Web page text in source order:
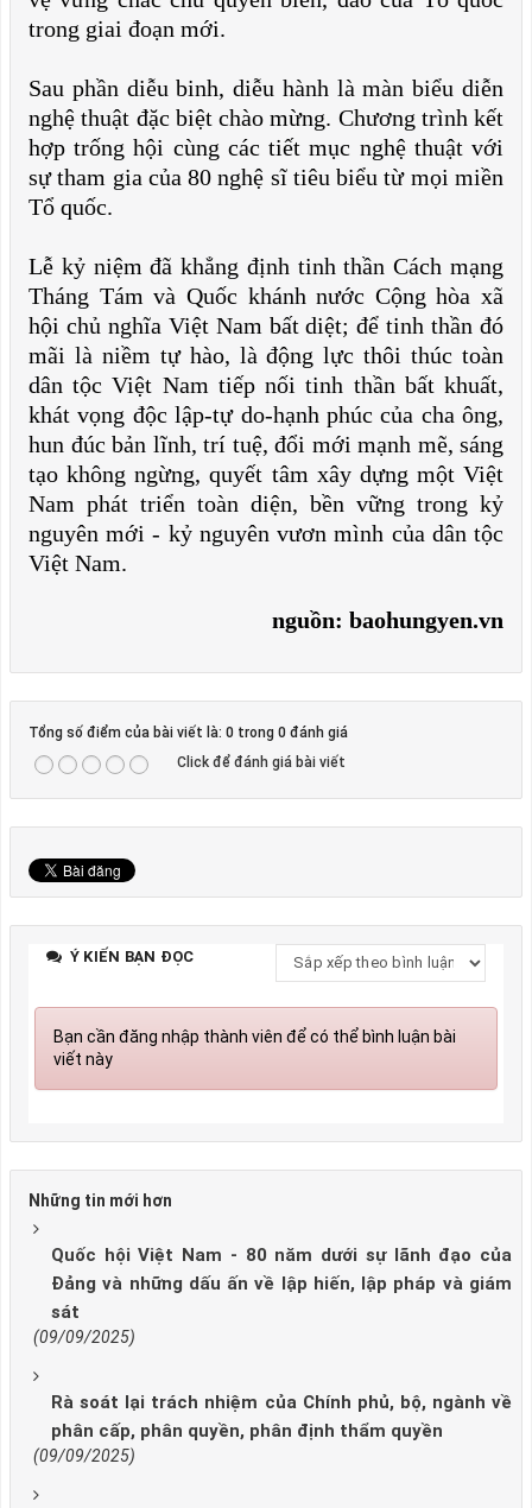
trong giai đoạn mới.
Sau phần diễu binh, diễu hành là màn biểu diễn
nghệ thuật đặc biệt chào mừng. Chương trình kết
hợp trống hội cùng các tiết mục nghệ thuật với
sự tham gia của 80 nghệ sĩ tiêu biểu từ mọi miền
Tổ quốc.
Lễ kỷ niệm đã khẳng định tinh thần Cách mạng
Tháng Tám và Quốc khánh nước Cộng hòa xã
hội chủ nghĩa Việt Nam bất diệt; để tinh thần đó
mãi là niềm tự hào, là động lực thôi thúc toàn
dân tộc Việt Nam tiếp nối tinh thần bất khuất,
khát vọng độc lập-tự do-hạnh phúc của cha ông,
hun đúc bản lĩnh, trí tuệ, đổi mới mạnh mẽ, sáng
tạo không ngừng, quyết tâm xây dựng một Việt
Nam phát triển toàn diện, bền vững trong kỷ
nguyên mới - kỷ nguyên vươn mình của dân tộc
Việt Nam.
nguồn: baohungyen.vn
Tổng số điểm của bài viết là: 0 trong 0 đánh giá
Click để đánh giá bài viết
Ý KIẾN BẠN ĐỌC
Bạn cần đăng nhập thành viên để có thể bình luận bài
viết này
Những tin mới hơn
Quốc hội Việt Nam - 80 năm dưới sự lãnh đạo của
Đảng và những dấu ấn về lập hiến, lập pháp và giám
sát
(09/09/2025)
Rà soát lại trách nhiệm của Chính phủ, bộ, ngành về
phân cấp, phân quyền, phân định thẩm quyền
(09/09/2025)